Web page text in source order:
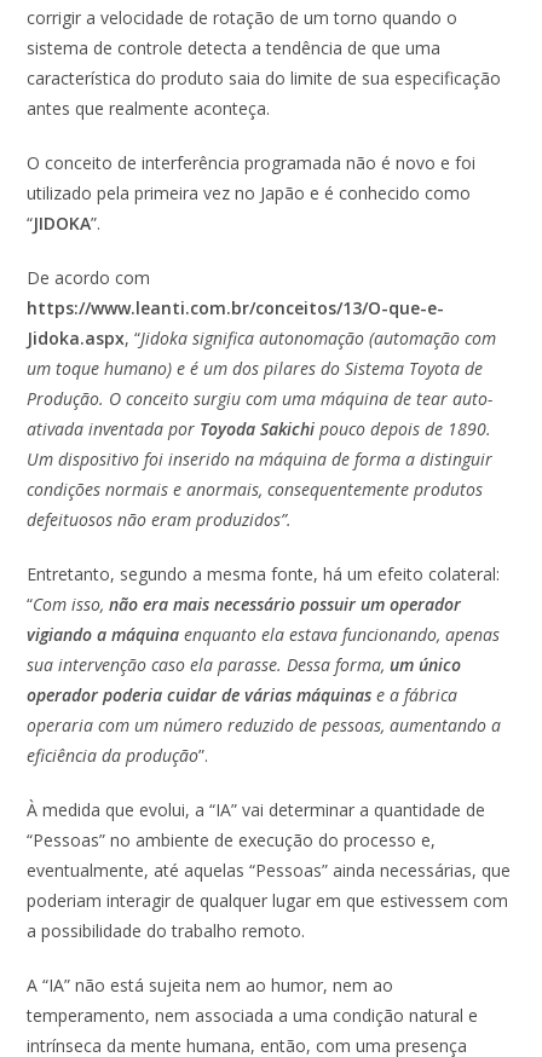
corrigir a velocidade de rotação de um torno quando o
sistema de controle detecta a tendência de que uma
característica do produto saia do limite de sua especificação
antes que realmente aconteça.
O conceito de interferência programada não é novo e foi
utilizado pela primeira vez no Japão e é conhecido como
“JIDOKA”.
De acordo com
https://www.leanti.com.br/conceitos/13/O-que-e-
Jidoka.aspx, “Jidoka significa autonomação (automação com
um toque humano) e é um dos pilares do Sistema Toyota de
Produção. O conceito surgiu com uma máquina de tear auto-
ativada inventada por Toyoda Sakichi pouco depois de 1890.
Um dispositivo foi inserido na máquina de forma a distinguir
condições normais e anormais, consequentemente produtos
defeituosos não eram produzidos”.
Entretanto, segundo a mesma fonte, há um efeito colateral:
“Com isso,não era mais necessário possuir um operador
vigiando a máquina enquanto ela estava funcionando, apenas
sua intervenção caso ela parasse. Dessa forma,um único
operador poderia cuidar de várias máquinas e a fábrica
operaria com um número reduzido de pessoas, aumentando a
eficiência da produção”.
À medida que evolui, a “IA” vai determinar a quantidade de
“Pessoas” no ambiente de execução do processo e,
eventualmente, até aquelas “Pessoas” ainda necessárias, que
poderiam interagir de qualquer lugar em que estivessem com
a possibilidade do trabalho remoto.
A “IA” não está sujeita nem ao humor, nem ao
temperamento, nem associada a uma condição natural e
intrínseca da mente humana, então, com uma presença